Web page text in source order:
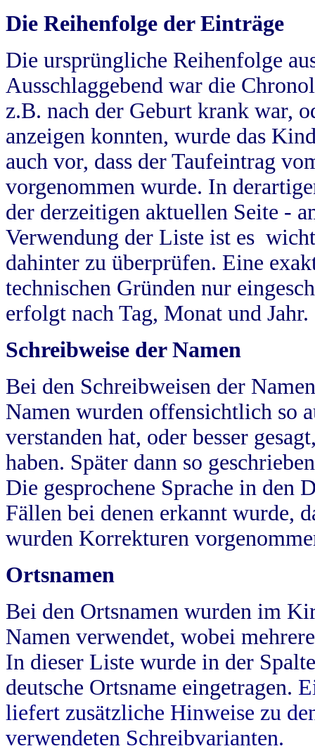
Die Reihenfolge der Einträge
Die ursprüngliche Reihenfolge
Ausschlaggebend war die
z.B. nach der Geburt krank war,
anzeigen konnten, wurde das
auch vor, dass der Taufeintrag
vorgenommen wurde. In
der derzeitigen aktuellen Seite -
Verwendung der Liste ist es
dahinter zu überprüfen. Eine
technischen Gründen nur
erfolgt nach Tag, Monat und Jahr.
Schreibweise der Namen
Bei den Schreibweisen der
Namen wurden offensichtlich so
verstanden hat, oder besser
haben. Später dann so
Die gesprochene Sprache in
Fällen bei denen erkannt wurde,
wurden Korrekturen
Ortsnamen
Bei den Ortsnamen wurden im
Namen verwendet, wobei
In dieser Liste wurde in der
deutsche Ortsname eingetragen.
liefert zusätzliche Hinweise zu
verwendeten Schreibvarianten.